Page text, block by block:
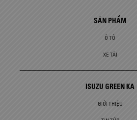
SẢN PHẨM
Ô TÔ
XE TẢI
ISUZU GREEN KA
GIỚI THIỆU